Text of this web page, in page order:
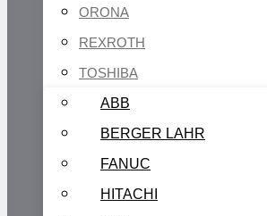
ORONA
REXROTH
TOSHIBA
ABB
BERGER LAHR
FANUC
HITACHI